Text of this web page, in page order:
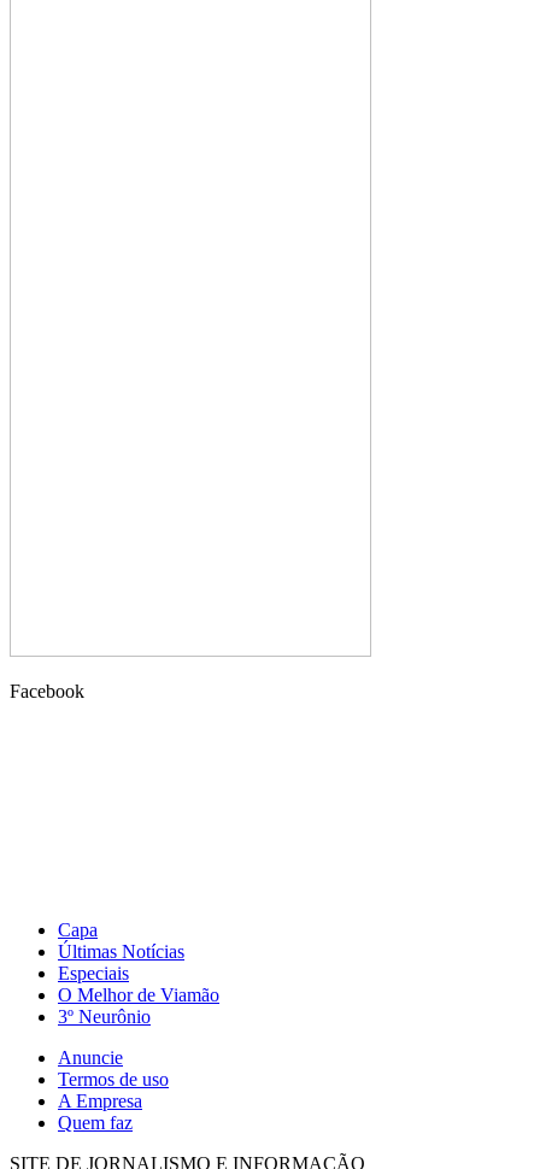
Facebook
Capa
Últimas Notícias
Especiais
O Melhor de Viamão
3º Neurônio
Anuncie
Termos de uso
A Empresa
Quem faz
SITE DE JORNALISMO E INFORMAÇÃO